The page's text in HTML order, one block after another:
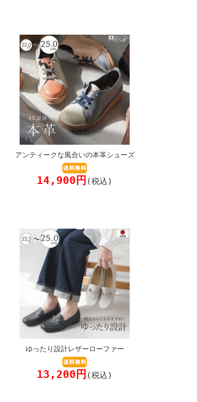
アンティークな風合いの本革シューズ
14,900円 (税込)
ゆったり設計レザーローファー
13,200円 (税込)